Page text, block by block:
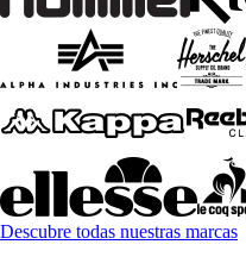
Descubre todas nuestras marcas